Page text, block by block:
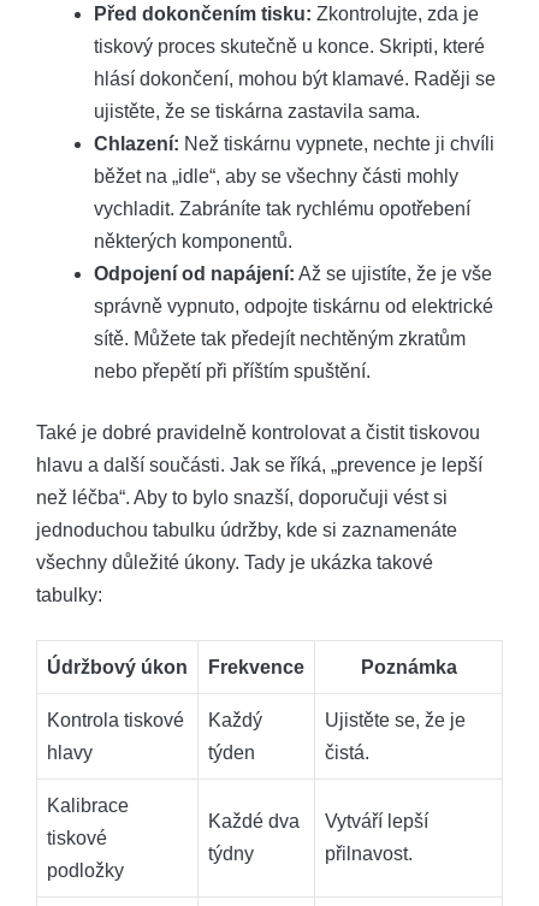
Před dokončením tisku: Zkontrolujte, zda je
tiskový proces skutečně u konce. Skripti, které
hlásí dokončení, mohou být klamavé. Raději se
ujistěte, že se tiskárna zastavila sama.
Chlazení: Než tiskárnu vypnete, nechte ji chvíli
běžet na „idle“, aby se všechny části mohly
vychladit. Zabráníte tak rychlému opotřebení
některých komponentů.
Odpojení od napájení: Až se ujistíte, že je vše
správně vypnuto, odpojte tiskárnu od elektrické
sítě. Můžete tak předejít nechtěným zkratům
nebo přepětí při příštím spuštění.
Také je dobré pravidelně kontrolovat a čistit tiskovou
hlavu a další součásti. Jak se říká, „prevence je lepší
než léčba“. Aby to bylo snazší, doporučuji vést si
jednoduchou tabulku údržby, kde si zaznamenáte
všechny důležité úkony. Tady je ukázka takové
tabulky:
Údržbový úkon Frekvence Poznámka
Kontrola tiskové
hlavy
Každý
týden
Ujistěte se, že je
čistá.
Kalibrace
tiskové
podložky
Každé dva
týdny
Vytváří lepší
přilnavost.